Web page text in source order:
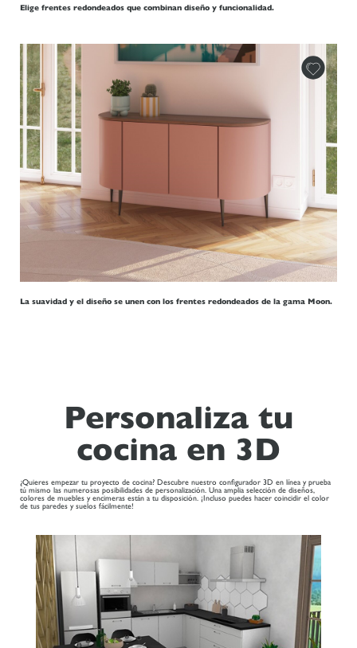
Elige frentes redondeados que combinan diseño y funcionalidad.
La suavidad y el diseño se unen con los frentes redondeados de la gama Moon.
Personaliza tu
cocina en 3D
¿Quieres empezar tu proyecto de cocina? Descubre nuestro configurador 3D en línea y prueba
tú mismo las numerosas posibilidades de personalización. Una amplia selección de diseños,
colores de muebles y encimeras están a tu disposición. ¡Incluso puedes hacer coincidir el color
de tus paredes y suelos fácilmente!